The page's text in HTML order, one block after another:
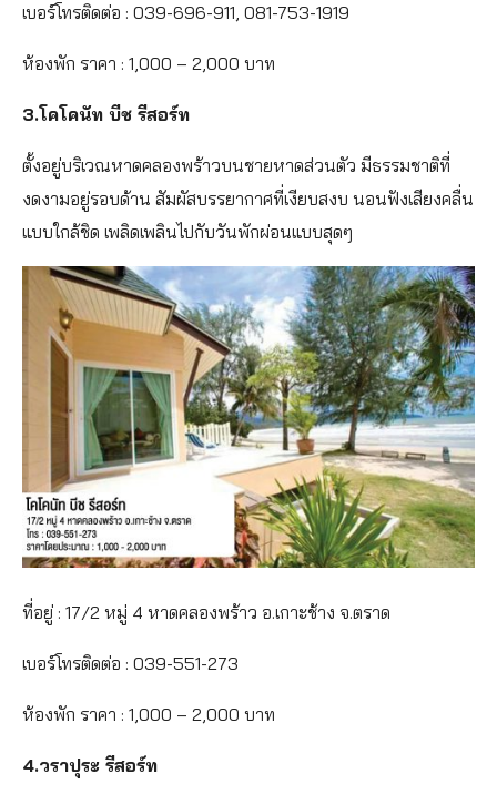
เบอร์โทรติดต่อ : 039-696-911, 081-753-1919
ห้องพัก ราคา : 1,000 – 2,000 บาท
3.โคโคนัท บีช รีสอร์ท
ตั้งอยู่บริเวณหาดคลองพร้าวบนชายหาดส่วนตัว มีธรรมชาติที่
งดงามอยู่รอบด้าน สัมผัสบรรยากาศที่เงียบสงบ นอนฟังเสียงคลื่น
แบบใกล้ชิด เพลิดเพลินไปกับวันพักผ่อนแบบสุดๆ
ที่อยู่ : 17/2 หมู่ 4 หาดคลองพร้าว อ.เกาะช้าง จ.ตราด
เบอร์โทรติดต่อ : 039-551-273
ห้องพัก ราคา : 1,000 – 2,000 บาท
4.วราปุระ รีสอร์ท